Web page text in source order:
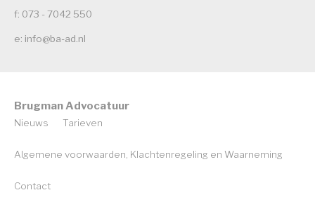
f: 073 - 7042 550
e: info@ba-ad.nl
Brugman Advocatuur
Nieuws Tarieven
Algemene voorwaarden, Klachtenregeling en Waarneming
Contact